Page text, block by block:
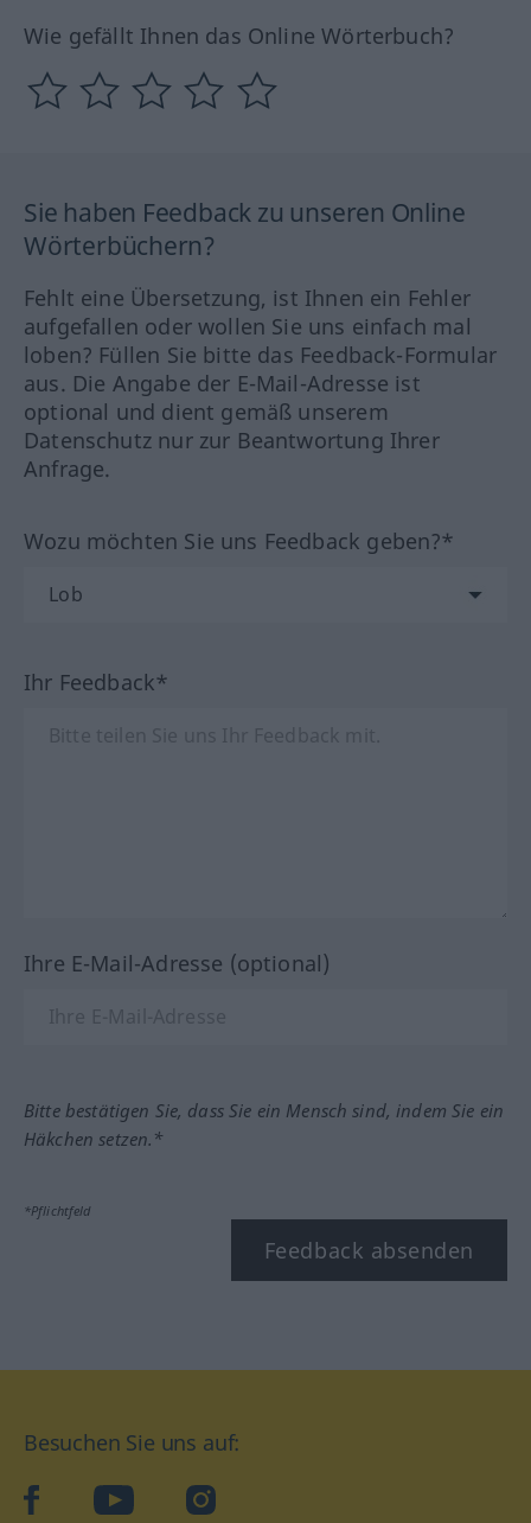
Wie gefällt Ihnen das Online Wörterbuch?
Sie haben Feedback zu unseren Online
Wörterbüchern?
Fehlt eine Übersetzung, ist Ihnen ein Fehler
aufgefallen oder wollen Sie uns einfach mal
loben? Füllen Sie bitte das Feedback-Formular
aus. Die Angabe der E-Mail-Adresse ist
optional und dient gemäß unserem
Datenschutz nur zur Beantwortung Ihrer
Anfrage.
Wozu möchten Sie uns Feedback geben?*
Ihr Feedback*
Ihre E-Mail-Adresse (optional)
Bitte bestätigen Sie, dass Sie ein Mensch sind, indem Sie ein
Häkchen setzen.*
*Pflichtfeld
Feedback absenden
Besuchen Sie uns auf:
facebookYouTube Instagram